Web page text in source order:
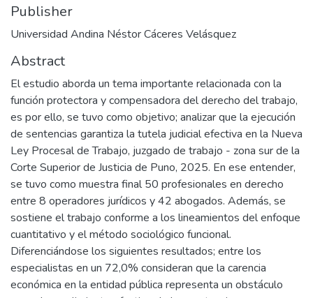
Publisher
Universidad Andina Néstor Cáceres Velásquez
Abstract
El estudio aborda un tema importante relacionada con la
función protectora y compensadora del derecho del trabajo,
es por ello, se tuvo como objetivo; analizar que la ejecución
de sentencias garantiza la tutela judicial efectiva en la Nueva
Ley Procesal de Trabajo, juzgado de trabajo - zona sur de la
Corte Superior de Justicia de Puno, 2025. En ese entender,
se tuvo como muestra final 50 profesionales en derecho
entre 8 operadores jurídicos y 42 abogados. Además, se
sostiene el trabajo conforme a los lineamientos del enfoque
cuantitativo y el método sociológico funcional.
Diferenciándose los siguientes resultados; entre los
especialistas en un 72,0% consideran que la carencia
económica en la entidad pública representa un obstáculo